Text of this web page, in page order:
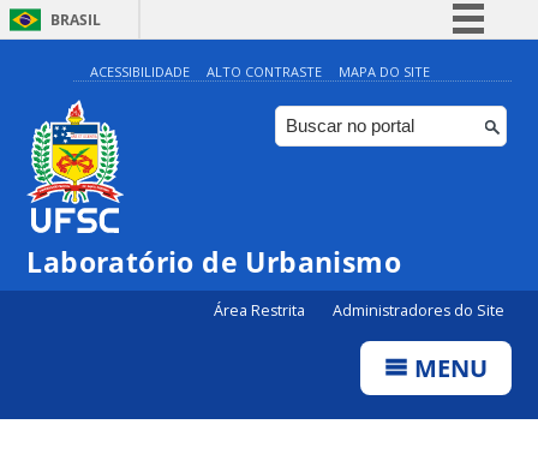
BRASIL
Simplifique!
Comunica BR
Participe
Canais
ACESSIBILIDADE ALTO CONTRASTE MAPA DO SITE
Laboratório de Urbanismo
Área Restrita Administradores do Site
MENU